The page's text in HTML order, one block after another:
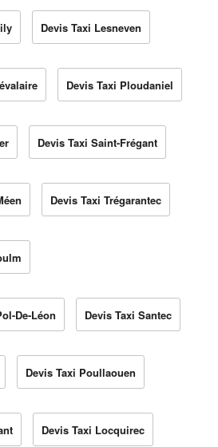
Devis Taxi Lesneven
Devis Taxi Ploudaniel
Devis Taxi Saint-Frégant
Devis Taxi Trégarantec
De-Léon Devis Taxi Santec
Devis Taxi Poullaouen
Devis Taxi Locquirec